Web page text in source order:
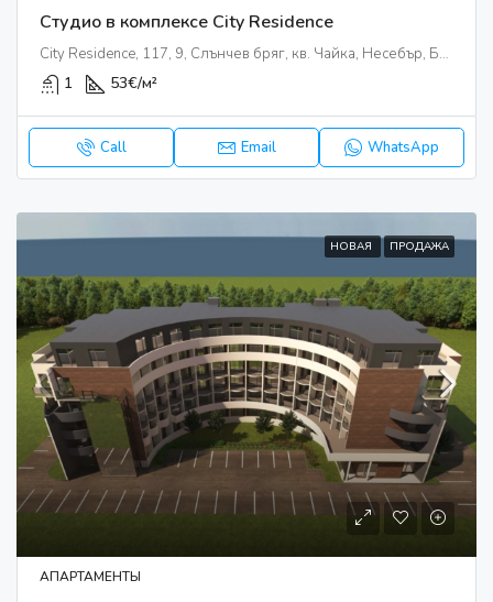
Студио в комплексе City Residence
City Residence, 117, 9, Слънчев бряг, кв. Чайка, Несебър, Бургас, 8240, България
1 53€/м²
Call Email WhatsApp
НОВАЯ ПРОДАЖА
АПАРТАМЕНТЫ